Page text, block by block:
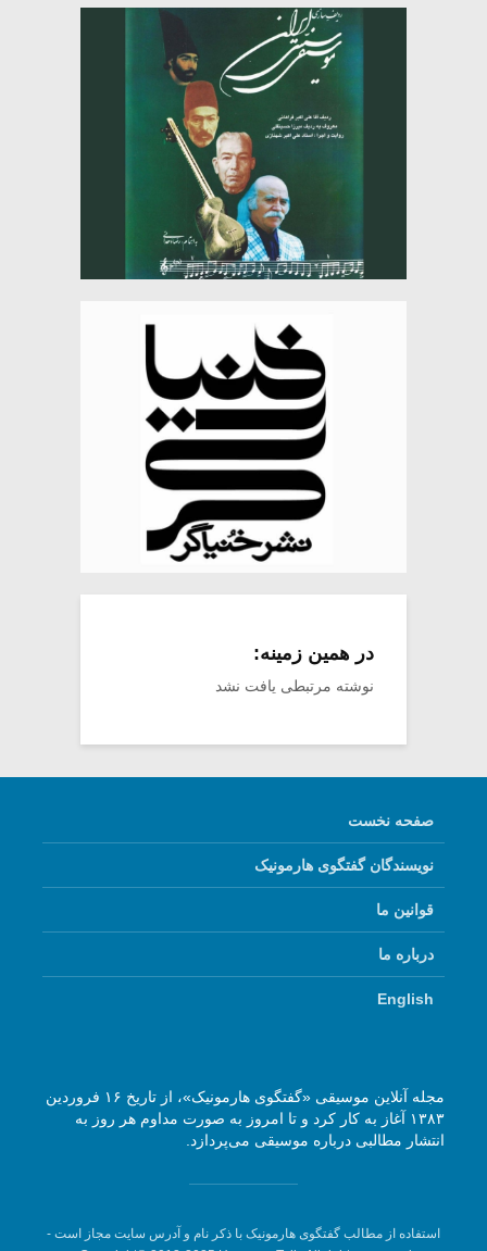
در همین زمینه:
نوشته مرتبطی یافت نشد
صفحه نخست
نویسندگان گفتگوی هارمونیک
قوانین ما
درباره ما
English
مجله آنلاین موسیقی «گفتگوی هارمونیک»، از تاریخ ۱۶ فروردین
۱۳۸۳ آغاز به کار کرد و تا امروز به صورت مداوم هر روز به
انتشار مطالبی درباره موسیقی می‌پردازد.
استفاده از مطالب گفتگوی هارمونیک با ذکر نام و آدرس سایت مجاز است -